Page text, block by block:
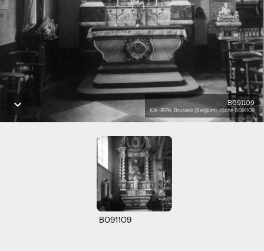
B091109
KIK-IRPA, Brussels (Belgium), cliché B091109
B091109